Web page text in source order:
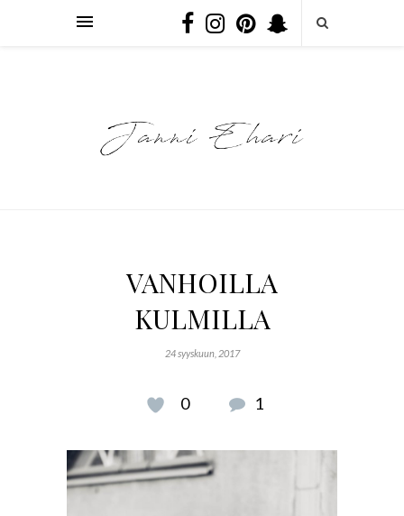
VANHOILLA
KULMILLA
24 syyskuun, 2017
0 1